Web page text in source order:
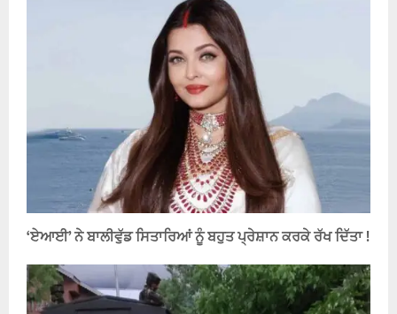
‘ਏਆਈ’ ਨੇ ਬਾਲੀਵੁੱਡ ਸਿਤਾਰਿਆਂ ਨੂੰ ਬਹੁਤ ਪ੍ਰੇਸ਼ਾਨ ਕਰਕੇ ਰੱਖ ਦਿੱਤਾ !